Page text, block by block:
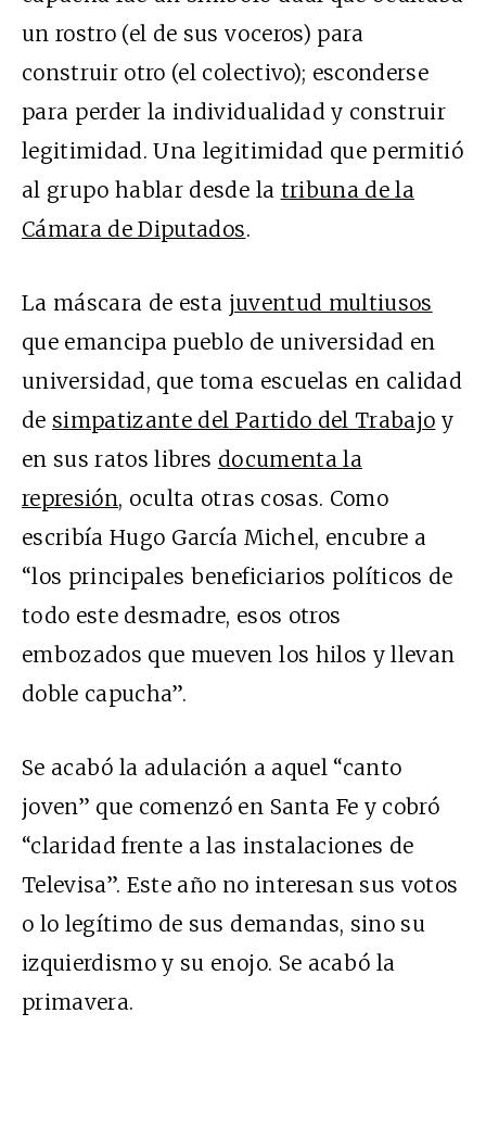
un rostro (el de sus voceros) para
construir otro (el colectivo); esconderse
para perder la individualidad y construir
legitimidad. Una legitimidad que permitió
al grupo hablar desde la tribuna de la
Cámara de Diputados.
La máscara de esta juventud multiusos
que emancipa pueblo de universidad en
universidad, que toma escuelas en calidad
de simpatizante del Partido del Trabajo y
en sus ratos libres documenta la
represión, oculta otras cosas. Como
escribía Hugo García Michel, encubre a
“los principales beneficiarios políticos de
todo este desmadre, esos otros
embozados que mueven los hilos y llevan
doble capucha”.
Se acabó la adulación a aquel “canto
joven” que comenzó en Santa Fe y cobró
“claridad frente a las instalaciones de
Televisa”. Este año no interesan sus votos
o lo legítimo de sus demandas, sino su
izquierdismo y su enojo. Se acabó la
primavera.